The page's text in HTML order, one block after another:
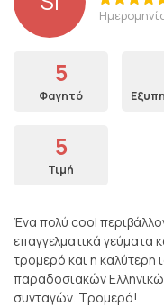
5
Φαγητό
5
Τιμή
Ένα πολύ cool
επαγγελματικά γεύματα
τρομερό και η καλύτερη
παραδοσιακών
συνταγών. Τρομερό!